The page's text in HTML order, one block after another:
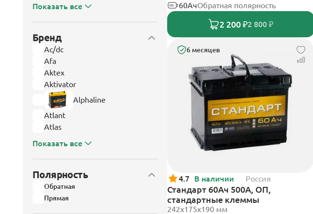
Показать все
Бренд
Ac/dc
Afa
Aktex
Aktivator
Alphaline
Atlant
Atlas
Показать все
Полярность
Обратная
Прямая
60АчОбратная полярность
2 200 ₽2 800 ₽
6 месяцев
4.7 В наличии Россия
Стандарт 60Ач 500А, ОП,
стандартные клеммы
242x175x190 мм